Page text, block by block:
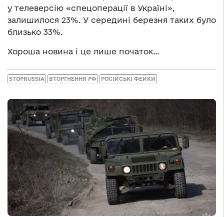
у телеверсію «спецоперації в Україні»,
залишилося 23%. У середині березня таких було
близько 33%.
Хороша новина і це лише початок…
STOPRUSSIA ВТОРГНЕННЯ РФ РОСІЙСЬКІ ФЕЙКИ